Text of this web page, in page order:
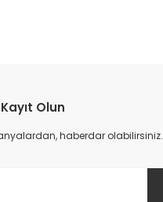
Olun
haberdar olabilirsiniz.